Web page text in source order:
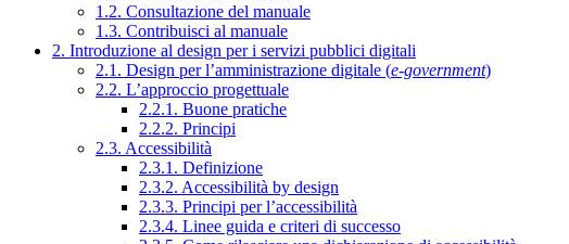
1.2. Consultazione del manuale
1.3. Contribuisci al manuale
2. Introduzione al design per i servizi pubblici digitali
2.1. Design per l’amministrazione digitale (e-government)
2.2. L’approccio progettuale
2.2.1. Buone pratiche
2.2.2. Principi
2.3. Accessibilità
2.3.1. Definizione
2.3.2. Accessibilità by design
2.3.3. Principi per l’accessibilità
2.3.4. Linee guida e criteri di successo